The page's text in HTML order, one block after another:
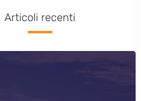
Articoli recenti